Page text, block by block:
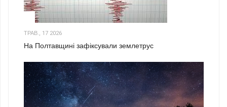
ТРАВ., 17 2026
На Полтавщині зафіксували землетрус